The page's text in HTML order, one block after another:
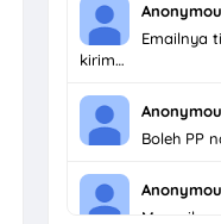
Emailnya
kirim…
Boleh PP
Menarik